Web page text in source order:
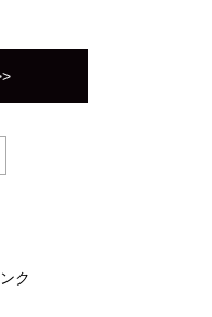
ク